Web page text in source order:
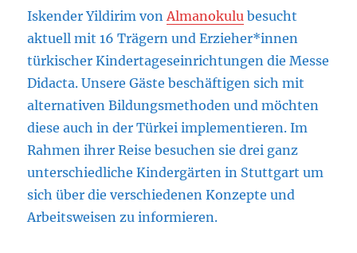
Iskender Yildirim vonAlmanokulu besucht
aktuell mit 16 Trägern und Erzieher*innen
türkischer Kindertageseinrichtungen die Messe
Didacta. Unsere Gäste beschäftigen sich mit
alternativen Bildungsmethoden und möchten
diese auch in der Türkei implementieren. Im
Rahmen ihrer Reise besuchen sie drei ganz
unterschiedliche Kindergärten in Stuttgart um
sich über die verschiedenen Konzepte und
Arbeitsweisen zu informieren.